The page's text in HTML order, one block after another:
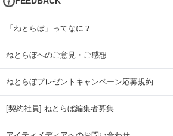
「ねとらぼ」ってなに？
ねとらぼへのご意見・ご感想
ねとらぼプレゼントキャンペーン応募規約
[契約社員] ねとらぼ編集者募集